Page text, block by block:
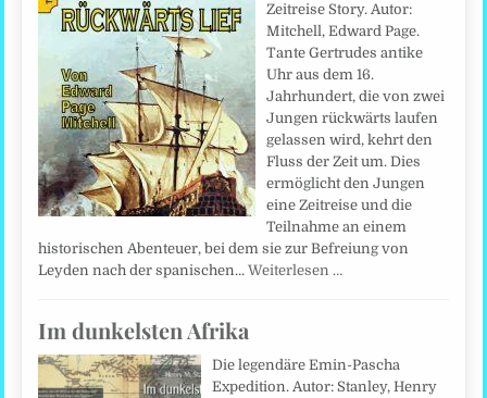
Zeitreise Story. Autor:
Mitchell, Edward Page.
Tante Gertrudes antike
Uhr aus dem 16.
Jahrhundert, die von zwei
Jungen rückwärts laufen
gelassen wird, kehrt den
Fluss der Zeit um. Dies
ermöglicht den Jungen
eine Zeitreise und die
Teilnahme an einem
historischen Abenteuer, bei dem sie zur Befreiung von
Leyden nach der spanischen…Weiterlesen …
Im dunkelsten Afrika
Die legendäre Emin-Pascha
Expedition. Autor: Stanley, Henry